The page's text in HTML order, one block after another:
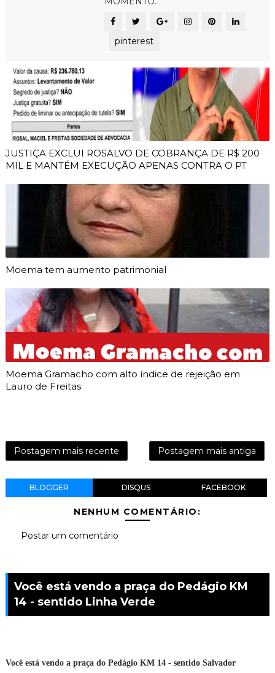
pinterest
JUSTIÇA EXCLUI ROSALVO DE COBRANÇA DE R$ 200
MIL E MANTÉM EXECUÇÃO APENAS CONTRA O PT
Moema tem aumento patrimonial
Moema Gramacho com alto índice de rejeição em
Lauro de Freitas
Postagem mais recente Postagem mais antiga
BLOGGER DISQUS FACEBOOK
NENHUM COMENTÁRIO:
Postar um comentário
Você está vendo a praça do Pedágio KM
14 - sentido Linha Verde
Você está vendo a praça do Pedágio KM 14 - sentido Salvador